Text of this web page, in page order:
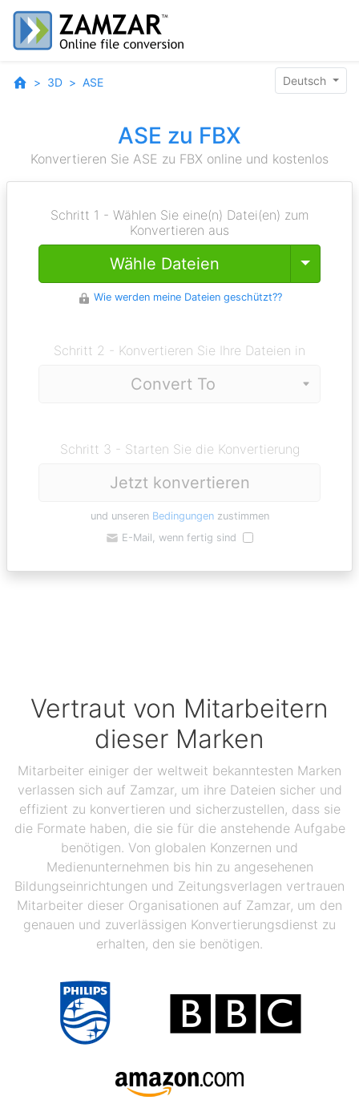
3D ASE Deutsch
ASE zu FBX
Konvertieren Sie ASE zu FBX online und kostenlos
Schritt 1 - Wählen Sie eine(n) Datei(en) zum
Konvertieren aus
Wähle Dateien Toggle
Wie werden meine Dateien geschützt??
Schritt 2 - Konvertieren Sie Ihre Dateien in
Schritt 3 - Starten Sie die Konvertierung
Jetzt konvertieren
und unseren Bedingungenzustimmen
E-Mail, wenn fertig sind
Vertraut von Mitarbeitern
dieser Marken
Mitarbeiter einiger der weltweit bekanntesten Marken
verlassen sich auf Zamzar, um ihre Dateien sicher und
effizient zu konvertieren und sicherzustellen, dass sie
die Formate haben, die sie für die anstehende Aufgabe
benötigen. Von globalen Konzernen und
Medienunternehmen bis hin zu angesehenen
Bildungseinrichtungen und Zeitungsverlagen vertrauen
Mitarbeiter dieser Organisationen auf Zamzar, um den
genauen und zuverlässigen Konvertierungsdienst zu
erhalten, den sie benötigen.